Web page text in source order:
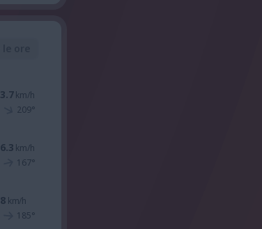
3.7km/h
209°
6.3 km/h
167°
8km/h
185°